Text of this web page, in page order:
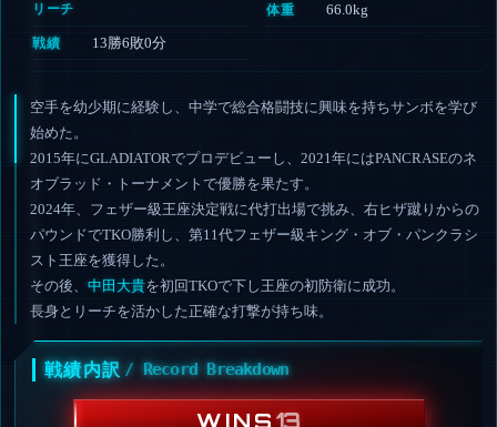
リーチ 体重 66.0kg
戦績 13勝6敗0分
空手を幼少期に経験し、中学で総合格闘技に興味を持ちサンボを学び
始めた。
2015年にGLADIATORでプロデビューし、2021年にはPANCRASEのネ
オブラッド・トーナメントで優勝を果たす。
2024年、フェザー級王座決定戦に代打出場で挑み、右ヒザ蹴りからの
パウンドでTKO勝利し、第11代フェザー級キング・オブ・パンクラシ
スト王座を獲得した。
その後、 中田大貴を初回TKOで下し王座の初防衛に成功。
長身とリーチを活かした正確な打撃が持ち味。
戦績内訳 / Record Breakdown
WINS13